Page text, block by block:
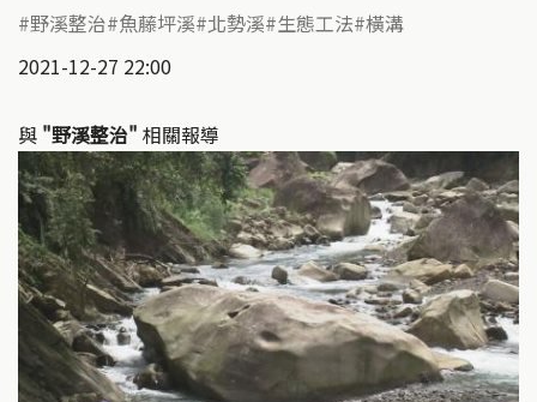
野溪整治 魚藤坪溪 北勢溪 生態工法 橫溝
2021-12-27 22:00
與 "野溪整治" 相關報導